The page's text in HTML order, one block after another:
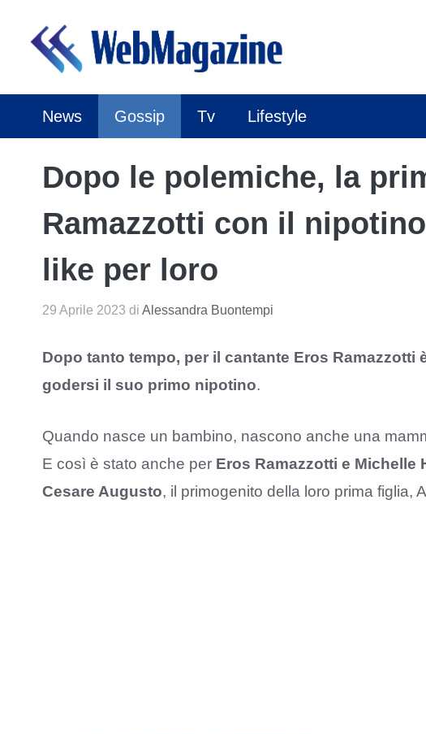
contenuto
News Gossip Tv Lifestyle
Dopo le polemiche, la
Ramazzotti con il
like per loro
29 Aprile 2023 di Alessandra Buontempi
Dopo tanto tempo, per il cantante Eros Ramazzotti
godersi il suo primo nipotino.
Quando nasce un bambino, nascono anche una
E così è stato anche per Eros Ramazzotti e Michelle
Cesare Augusto, il primogenito della loro prima figlia,